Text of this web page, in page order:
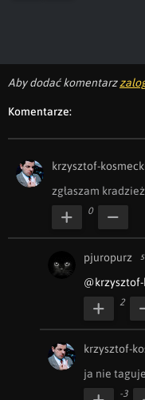
Aby dodać komentarz
Komentarze:
krzysztof-
zgłaszam
0
pjuropurz
2
krzysztof-
ja nie taguje
-3